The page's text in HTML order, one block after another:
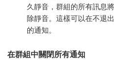
久靜音，群組的所有訊息
除靜音。這樣可以在不退
的通知。
在群組中關閉所有通知